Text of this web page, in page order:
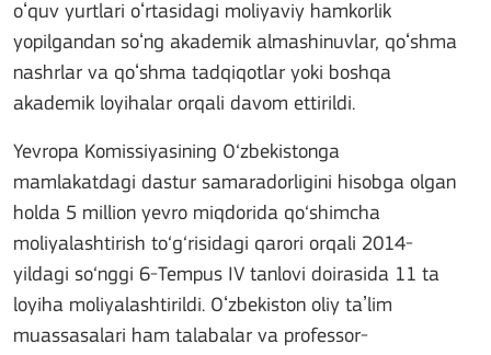
oʻquv yurtlari oʻrtasidagi moliyaviy hamkorlik
yopilgandan soʻng akademik almashinuvlar, qoʻshma
nashrlar va qoʻshma tadqiqotlar yoki boshqa
akademik loyihalar orqali davom ettirildi.
Yevropa Komissiyasining O‘zbekistonga
mamlakatdagi dastur samaradorligini hisobga olgan
holda 5 million yevro miqdorida qo‘shimcha
moliyalashtirish to‘g‘risidagi qarori orqali 2014-
yildagi so‘nggi 6-Tempus IV tanlovi doirasida 11 ta
loyiha moliyalashtirildi. Oʻzbekiston oliy taʼlim
muassasalari ham talabalar va professor-